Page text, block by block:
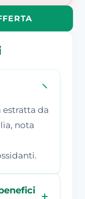
estratta da
nota